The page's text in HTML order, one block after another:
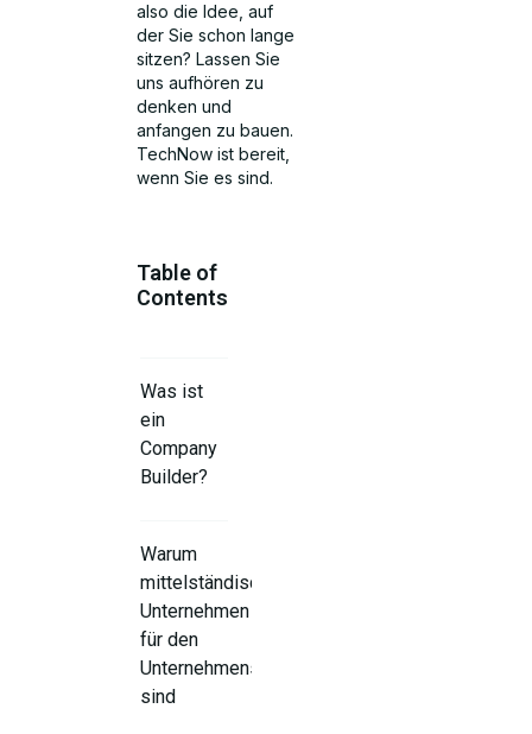
also die Idee, auf
der Sie schon lange
sitzen? Lassen Sie
uns aufhören zu
denken und
anfangen zu bauen.
TechNow ist bereit,
wenn Sie es sind.
Table of
Contents
Was ist
ein
Company
Builder?
Warum
mittelständische
Unternehmen perfekt
für den
Unternehmensaufbau
sind